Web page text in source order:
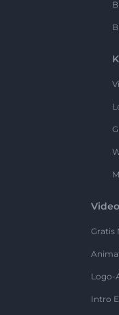
Gratis
Logo-
Intro